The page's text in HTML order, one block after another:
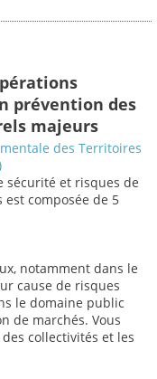
prévention des
majeurs
des Territoires
sécurité et risques de
composée de 5
notamment dans le
cause de risques
le domaine public
de marchés. Vous
collectivités et les